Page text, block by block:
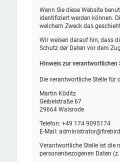
Wenn Sie diese Website
identifiziert werden können.
welchem Zweck das
Wir weisen darauf hin, dass
Schutz der Daten vor dem
Hinweis zur verantwortlichen
Die verantwortliche Stelle für
Martin Köditz
Geibelstraße 67
29664 Walsrode
Telefon: +49 174 9095174
E-Mail:
Verantwortliche Stelle ist die
personenbezogenen Daten